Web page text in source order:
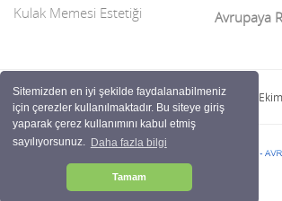
Sitemizden en iyi şekilde faydalanabilmeniz
için çerezler kullanılmaktadır. Bu siteye giriş
yaparak çerez kullanımını kabul etmiş
sayılıyorsunuz. Daha fazla bilgi
Tamam
Kulak Memesi Estetiği
Avrupaya
Estetik Merkezi | İmplant Kliniği ve Saç
Çerez politikası